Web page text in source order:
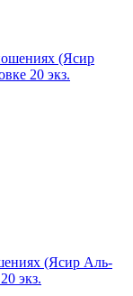
(Ясир Аль-
экз.